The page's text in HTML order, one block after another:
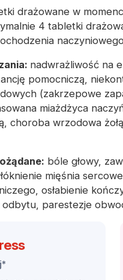
drażowane w
4 tabletki
naczyniowego
nadwrażliwość na
pomocniczą,
(zakrzepowe
miażdżyca
choroba wrzodowa
bóle głowy,
mięśnia
osłabienie
parestezje